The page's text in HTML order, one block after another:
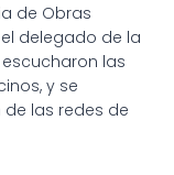
de Obras
delegado de la
las
y se
las redes de